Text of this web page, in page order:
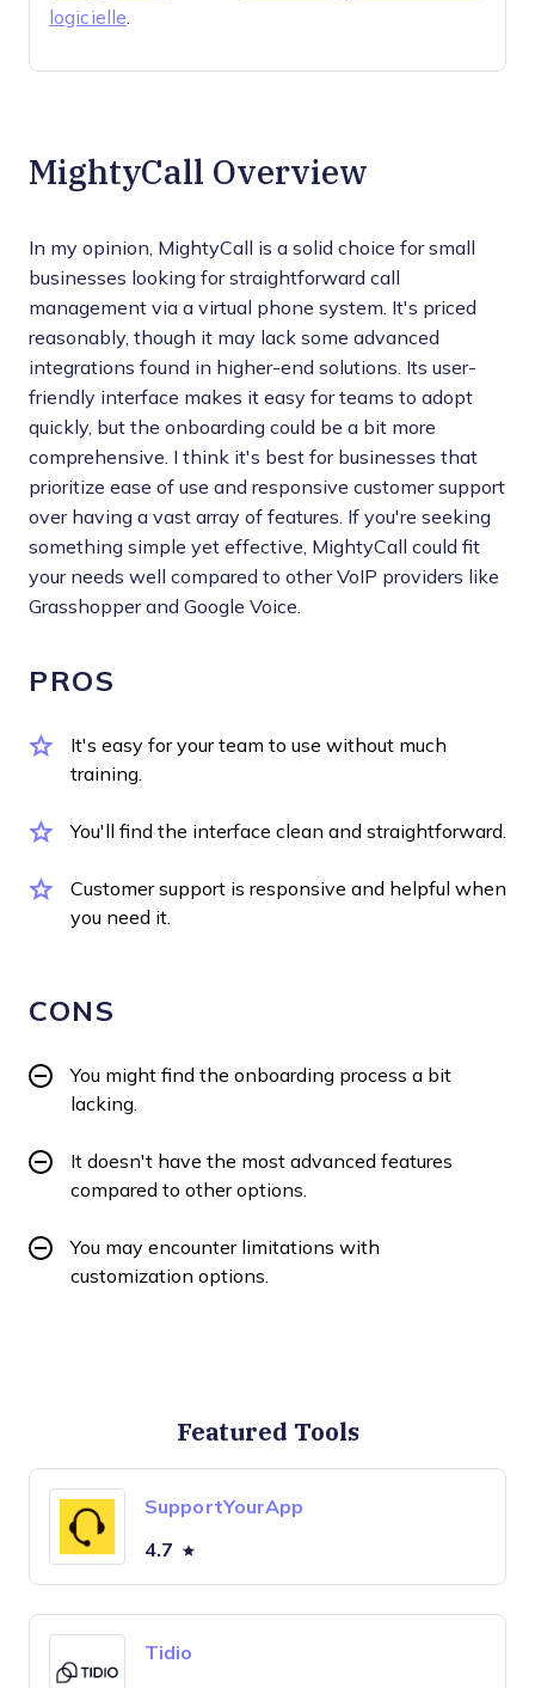
logicielle
MightyCall Overview
In my opinion, MightyCall is a solid choice for small
businesses looking for straightforward call
management via a virtual phone system. It's priced
reasonably, though it may lack some advanced
integrations found in higher-end solutions. Its user-
friendly interface makes it easy for teams to adopt
quickly, but the onboarding could be a bit more
comprehensive. I think it's best for businesses that
prioritize ease of use and responsive customer support
over having a vast array of features. If you're seeking
something simple yet effective, MightyCall could fit
your needs well compared to other VoIP providers like
Grasshopper and Google Voice.
PROS
It's easy for your team to use without much
training.
You'll find the interface clean and straightforward.
Customer support is responsive and helpful when
you need it.
CONS
You might find the onboarding process a bit
lacking.
It doesn't have the most advanced features
compared to other options.
You may encounter limitations with
customization options.
Featured Tools
SupportYourApp
4.7
Tidio